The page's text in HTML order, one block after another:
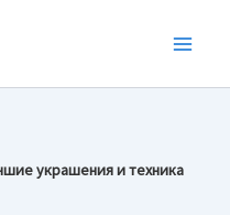
украшения и техника